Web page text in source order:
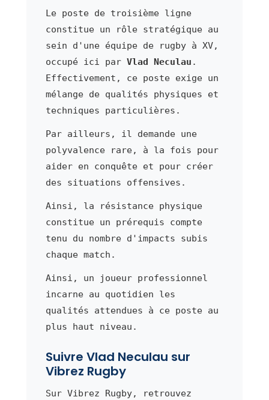
Le poste de troisième ligne
constitue un rôle stratégique au
sein d'une équipe de rugby à XV,
occupé ici par Vlad Neculau .
Effectivement, ce poste exige un
mélange de qualités physiques et
techniques particulières.
Par ailleurs, il demande une
polyvalence rare, à la fois pour
aider en conquête et pour créer
des situations offensives.
Ainsi, la résistance physique
constitue un prérequis compte
tenu du nombre d'impacts subis
chaque match.
Ainsi, un joueur professionnel
incarne au quotidien les
qualités attendues à ce poste au
plus haut niveau.
Suivre Vlad Neculau sur
Vibrez Rugby
Sur Vibrez Rugby, retrouvez